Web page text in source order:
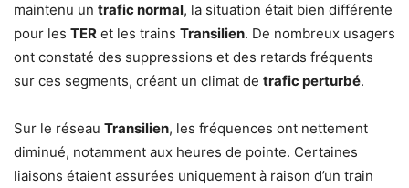
maintenu un trafic normal, la situation était bien différente
pour les TER et les trains Transilien. De nombreux usagers
ont constaté des suppressions et des retards fréquents
sur ces segments, créant un climat de trafic perturbé.
Sur le réseau Transilien, les fréquences ont nettement
diminué, notamment aux heures de pointe. Certaines
liaisons étaient assurées uniquement à raison d’un train